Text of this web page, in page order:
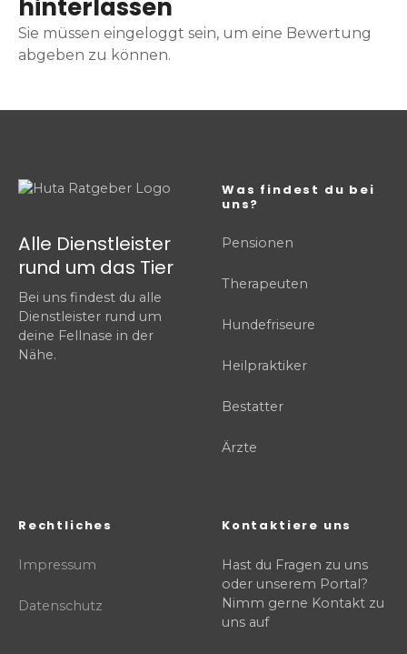
hinterlassen
Sie müssen eingeloggt sein, um eine Bewertung
abgeben zu können.
Alle Dienstleister
rund um das Tier
Bei uns findest du alle
Dienstleister rund um
deine Fellnase in der
Nähe.
Was findest du bei
uns?
Pensionen
Therapeuten
Hundefriseure
Heilpraktiker
Bestatter
Ärzte
Rechtliches
Impressum
Datenschutz
Kontaktiere uns
Hast du Fragen zu uns
oder unserem Portal?
Nimm gerne Kontakt zu
uns auf